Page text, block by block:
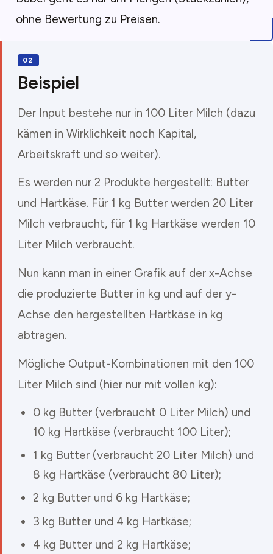
ohne Bewertung zu Preisen.
Beispiel
Der Input bestehe nur in 100 Liter Milch (dazu
kämen in Wirklichkeit noch Kapital,
Arbeitskraft und so weiter).
Es werden nur 2 Produkte hergestellt: Butter
und Hartkäse. Für 1 kg Butter werden 20 Liter
Milch verbraucht, für 1 kg Hartkäse werden 10
Liter Milch verbraucht.
Nun kann man in einer Grafik auf der x-Achse
die produzierte Butter in kg und auf der y-
Achse den hergestellten Hartkäse in kg
abtragen.
Mögliche Output-Kombinationen mit den 100
Liter Milch sind (hier nur mit vollen kg):
0 kg Butter (verbraucht 0 Liter Milch) und
10 kg Hartkäse (verbraucht 100 Liter);
1 kg Butter (verbraucht 20 Liter Milch) und
8 kg Hartkäse (verbraucht 80 Liter);
2 kg Butter und 6 kg Hartkäse;
3 kg Butter und 4 kg Hartkäse;
4 kg Butter und 2 kg Hartkäse;